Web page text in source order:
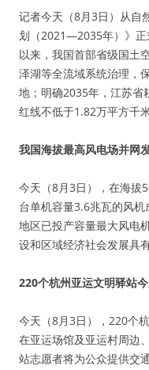
记者今天（8月3日）从自
划（2021—2035年）》正
以来，我国首部省级国土
泽湖等全流域系统治理，
地；明确2035年，江苏省
红线不低于1.82万平方千米
我国海拔最高风电场并网
今天（8月3日），在海拔
台单机容量3.6兆瓦的风
地区已投产容量最大风电
设和区域经济社会发展具
220个杭州亚运文明驿站
今天（8月3日），220个
在亚运场馆及亚运村周边
站志愿者将为公众提供交